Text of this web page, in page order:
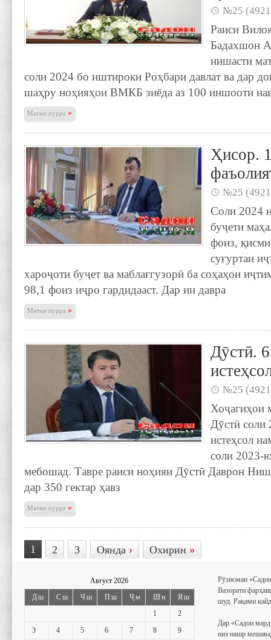
№25
Раиси
Бадахшон
нишас­ти
соли 2024 бо иштироки Роҳбари давлат ва дар
шаҳру ноҳияҳои ВМКБ зиё­да аз 100 иншооти
Матни пурра»
Ҳисор.
№25
Соли 2024
буҷети
фоиз,
суғуртаи
хароҷоти буҷет ва маблағгузорӣ ба соҳаҳои
98,1 фоиз иҷро гардидааст. Дар ин давра
Матни пурра»
Дӯстӣ.
№25
Хоҷагиҳои
Дӯстӣ
истеҳсол
соли 2023-
мебошад. Тавре раиси ноҳияи Дӯстӣ Даврон
дар 350 гектар ҳавз
Матни пурра»
1 2 3 Оянда › Охирин »
Август 2026
Дш
Сш Чш Пш Ҷм Шн Яш
1
2
3
4 5 6 7 8
9
Рӯзномаи
Вазорати
шуд. Рақами
Дар «Садои
низ нашр